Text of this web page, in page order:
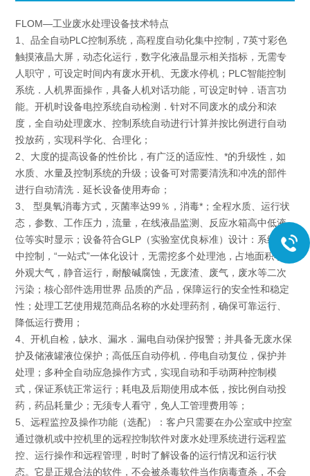
FLOM—工业废水处理设备技术特点
1、品全自动PLC控制系统，高程度自动化集中控制，7英寸彩色
触摸液晶大屏，动态化运行，数字化液晶显示相关指标，无需专
人职守，可设定时间内有废水开机、无废水停机；PLC智能控制
系统．人机界面操作，具备人机对话功能，可设定时钟．语言功
能。开机时设备电控系统自动检测．针对不同废水的成分和浓
度，全自动处理废水、控制系统自动进行计算并按比例进行自动
投放药，实现科学化、合理化；
2、大度的提高设备的性价比，有广泛的适应性、*的升级性，如
水质、水量及控制系统的升级；设备可对需要清洗和冲冼的部件
进行自动清洗．延长设备使用寿命；
3、 型臭氧消毒方式，灭菌率达99％，消毒*；全程水质、运行状
态，参数、工作压力，流量，在线液晶监测、反应水箱高中低液
位等实时显示；设备符合GLP（实验室优良标准）设计：系统集
中控制，“一站式”一体化设计，无需挖多个处理池，占地面积小，
外观大气，静音运行，耐酸碱腐蚀，无废渣、废气，废水等二次
污染；核心部件选用世界 品质的产品，保障运行的安全性和稳定
性；处理工艺使用规范商品名称的水处理药剂，确保可靠运行、
降低运行费用；
4、开机自检，缺水、漏水．漏电自动保护报警；并具备无废水保
护及储液罐液位保护；高低压自动停机．停电自动复位，保护并
处理；多种全自动应急操作方式，实现自动和手动两种控制模
式，保证系铳正常运行；耗电及后期使用成本低，按比例自动投
药，药品耗量少；无须专人看守，免人工管理费用等；
5、远程监控及操作功能（选配）：客户只需要在办公室或中控室
通过微机或中控机里的远程控制软件对废水处理系统进行远程监
控、运行操作和远程管理，时时了解设备的运行情况和运行状
态。它是正规合法的软件，不会被杀毒软件当作病毒查杀，不会